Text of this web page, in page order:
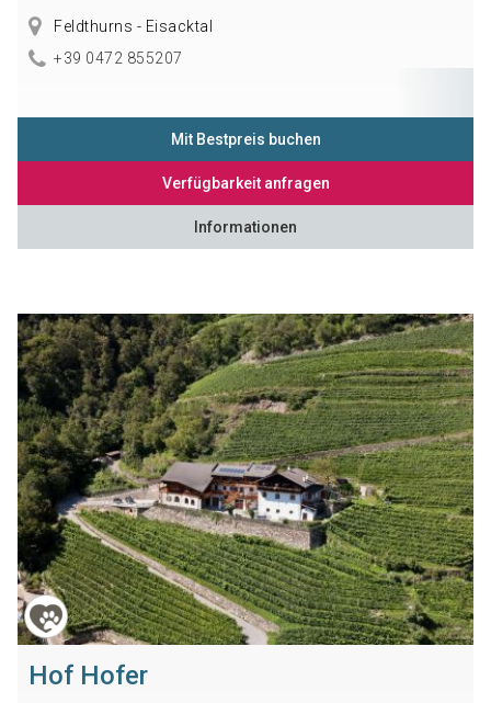
Feldthurns - Eisacktal
+39 0472 855207
Mit Bestpreis buchen
Verfügbarkeit anfragen
Informationen
Hof Hofer